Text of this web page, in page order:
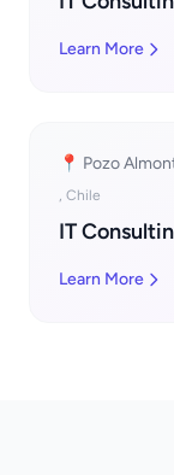
Learn More
📍 Pozo
, Chile
IT
Learn More